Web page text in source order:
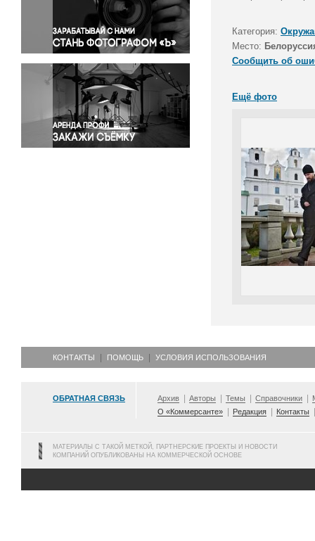
Правосудие
Происшествия и конфликты
Религия
Светская жизнь
Спорт
Экология
Экономика и бизнес
Категория:
Место:
Сообщить об
Ещё фото
КОНТАКТЫ ПОМОЩЬ УСЛОВИЯ ИСПОЛЬЗОВАНИЯ
ОБРАТНАЯ СВЯЗЬ Архив Авторы Темы Справочники
О «Коммерсанте»
Редакция Контакты
МАТЕРИАЛЫ С ТАКОЙ МЕТКОЙ, ПАРТНЕРСКИЕ ПРОЕКТЫ И НОВОСТИ
КОМПАНИЙ ОПУБЛИКОВАНЫ НА КОММЕРЧЕСКОЙ ОСНОВЕ